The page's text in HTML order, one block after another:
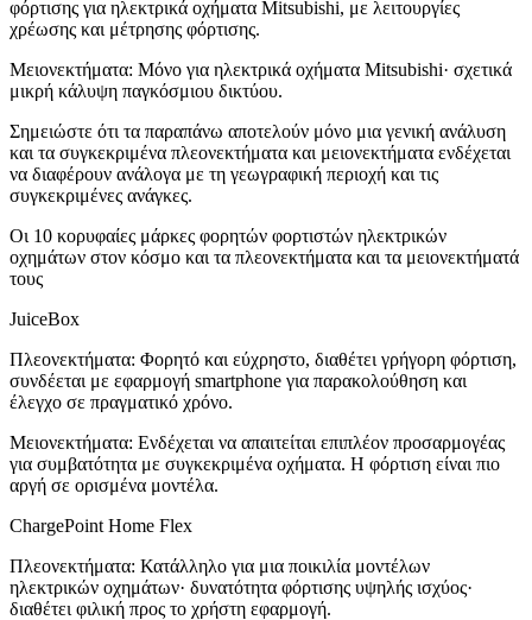
φόρτισης για ηλεκτρικά οχήματα Mitsubishi, με λειτουργίες
χρέωσης και μέτρησης φόρτισης.
Μειονεκτήματα: Μόνο για ηλεκτρικά οχήματα Mitsubishi· σχετικά
μικρή κάλυψη παγκόσμιου δικτύου.
Σημειώστε ότι τα παραπάνω αποτελούν μόνο μια γενική ανάλυση
και τα συγκεκριμένα πλεονεκτήματα και μειονεκτήματα ενδέχεται
να διαφέρουν ανάλογα με τη γεωγραφική περιοχή και τις
συγκεκριμένες ανάγκες.
Οι 10 κορυφαίες μάρκες φορητών φορτιστών ηλεκτρικών
οχημάτων στον κόσμο και τα πλεονεκτήματα και τα μειονεκτήματά
τους
JuiceBox
Πλεονεκτήματα: Φορητό και εύχρηστο, διαθέτει γρήγορη φόρτιση,
συνδέεται με εφαρμογή smartphone για παρακολούθηση και
έλεγχο σε πραγματικό χρόνο.
Μειονεκτήματα: Ενδέχεται να απαιτείται επιπλέον προσαρμογέας
για συμβατότητα με συγκεκριμένα οχήματα. Η φόρτιση είναι πιο
αργή σε ορισμένα μοντέλα.
ChargePoint Home Flex
Πλεονεκτήματα: Κατάλληλο για μια ποικιλία μοντέλων
ηλεκτρικών οχημάτων· δυνατότητα φόρτισης υψηλής ισχύος·
διαθέτει φιλική προς το χρήστη εφαρμογή.